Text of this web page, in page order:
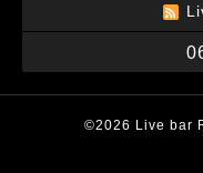
©2026 Live bar